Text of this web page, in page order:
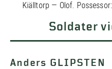
Kiälltorp — Olof.
Soldater
Anders GLIPSTEN